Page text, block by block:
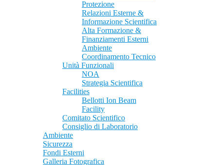
Protezione
Relazioni Esterne &
Informazione Scientifica
Alta Formazione &
Finanziamenti Esterni
Ambiente
Coordinamento Tecnico
Unità Funzionali
NOA
Strategia Scientifica
Facilities
Bellotti Ion Beam
Facility
Comitato Scientifico
Consiglio di Laboratorio
Ambiente
Sicurezza
Fondi Esterni
Galleria Fotografica